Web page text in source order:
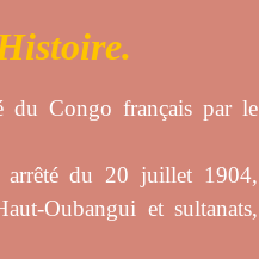
du Congo français par le
du 20 juillet 1904,
Oubangui et sultanats,